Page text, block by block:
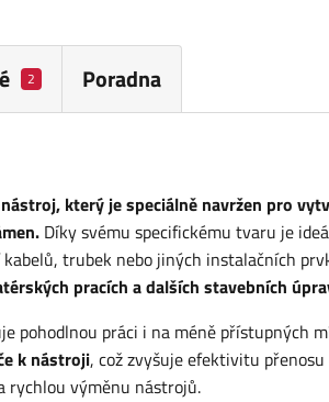
2 Poradna
který je speciálně navržen pro
Díky svému specifickému tvaru je
trubek nebo jiných instalačních
pracích a dalších stavebních
pohodlnou práci i na méně přístupných
k nástroji, což zvyšuje efektivitu
rychlou výměnu nástrojů.